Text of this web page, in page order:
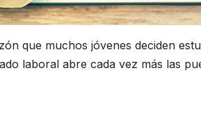
que muchos jóvenes deciden
laboral abre cada vez más las